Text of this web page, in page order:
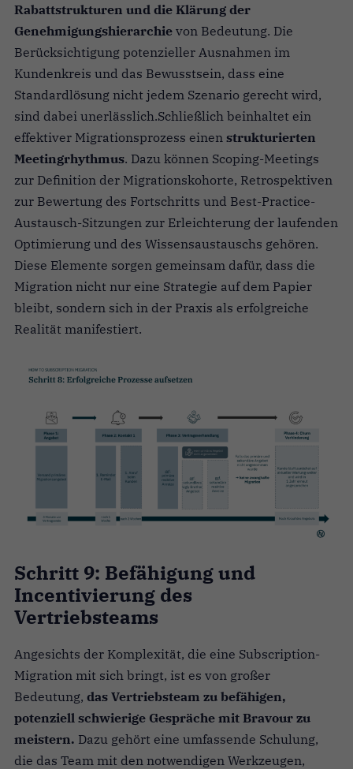
Rabattstrukturen und die Klärung der
Genehmigungshierarchie von Bedeutung. Die
Berücksichtigung potenzieller Ausnahmen im
Kundenkreis und das Bewusstsein, dass eine
Standardlösung nicht jedem Szenario gerecht wird,
sind dabei unerlässlich.Schließlich beinhaltet ein
effektiver Migrationsprozess einen strukturierten
Meetingrhythmus. Dazu können Scoping-Meetings
zur Definition der Migrationskohorte, Retrospektiven
zur Bewertung des Fortschritts und Best-Practice-
Austausch-Sitzungen zur Erleichterung der laufenden
Optimierung und des Wissensaustauschs gehören.
Diese Elemente sorgen gemeinsam dafür, dass die
Migration nicht nur eine Strategie auf dem Papier
bleibt, sondern sich in der Praxis als erfolgreiche
Realität manifestiert.
Schritt 9: Befähigung und
Incentivierung des
Vertriebsteams
Angesichts der Komplexität, die eine Subscription-
Migration mit sich bringt, ist es von großer
Bedeutung, das Vertriebsteam zu befähigen,
potenziell schwierige Gespräche mit Bravour zu
meistern. Dazu gehört eine umfassende Schulung,
die das Team mit den notwendigen Werkzeugen,